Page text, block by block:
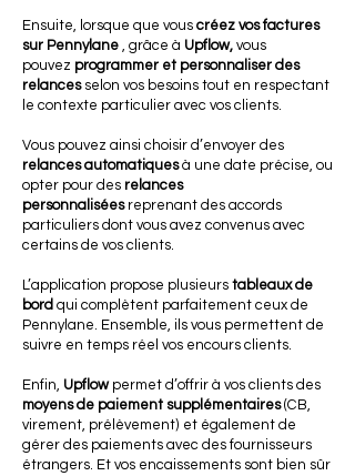
Ensuite, lorsque que vous créez vos factures
sur Pennylane , grâce à Upflow, vous
pouvez programmer et personnaliser des
relancesselon vos besoins tout en respectant
le contexte particulier avec vos clients.
Vous pouvez ainsi choisir d’envoyer des
relances automatiquesà une date précise, ou
opter pour des relances
personnaliséesreprenant des accords
particuliers dont vous avez convenus avec
certains de vos clients.
L’application propose plusieurs tableaux de
bord qui complètent parfaitement ceux de
Pennylane. Ensemble, ils vous permettent de
suivre en temps réel vos encours clients.
Enfin, Upflowpermet d’offrir à vos clients des
moyens de paiement supplémentaires(CB,
virement, prélèvement) et également de
gérer des paiements avec des fournisseurs
étrangers. Et vos encaissements sont bien sûr